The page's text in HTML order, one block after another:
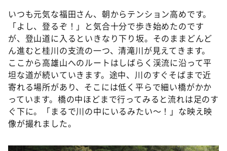
いつも元気な福田さん、朝からテンション高めです。
「よし、登るぞ！」と気合十分で歩き始めたのです
が、登山道に入るといきなり下り坂。そのままどんど
ん進むと桂川の支流の一つ、清滝川が見えてきます。
ここから高雄山へのルートはしばらく渓流に沿って平
坦な道が続いていきます。途中、川のすぐそばまで近
寄れる場所があり、そこには低く平らで細い橋がかか
っています。橋の中ほどまで行ってみると流れは足のす
ぐ下に。「まるで川の中にいるみたい〜！」な映え映
像が撮れました。